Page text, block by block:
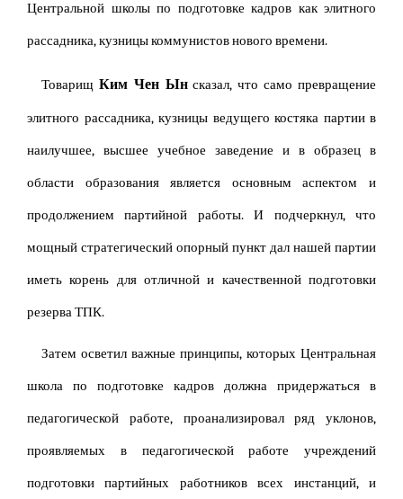
Центральной школы по подготовке кадров как элитного
рассадника, кузницы коммунистов нового времени.
Товарищ Ким Чен Ынсказал, что само превращение
элитного рассадника, кузницы ведущего костяка партии в
наилучшее, высшее учебное заведение и в образец в
области образования является основным аспектом и
продолжением партийной работы. И подчеркнул, что
мощный стратегический опорный пункт дал нашей партии
иметь корень для отличной и качественной подготовки
резерва ТПК.
Затем осветил важные принципы, которых Центральная
школа по подготовке кадров должна придержаться в
педагогической работе, проанализировал ряд уклонов,
проявляемых в педагогической работе учреждений
подготовки партийных работников всех инстанций, и